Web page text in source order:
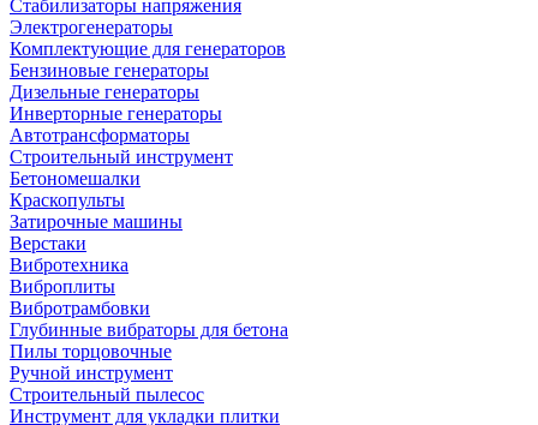
Стабилизаторы напряжения
Электрогенераторы
Комплектующие для генераторов
Бензиновые генераторы
Дизельные генераторы
Инверторные генераторы
Автотрансформаторы
Строительный инструмент
Бетономешалки
Краскопульты
Затирочные машины
Верстаки
Вибротехника
Виброплиты
Вибротрамбовки
Глубинные вибраторы для бетона
Пилы торцовочные
Ручной инструмент
Строительный пылесос
Инструмент для укладки плитки